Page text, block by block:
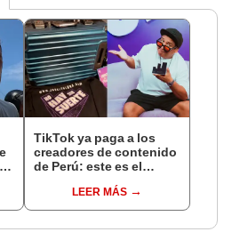
TikTok ya paga a los
creadores de contenido
de Perú: este es el
llegar a cobrar por 1.000
vistas
LEER MÁS